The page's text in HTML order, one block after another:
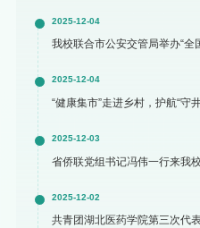
2025-12-04
我校联合市公安交管局举办“全
2025-12-04
“健康集市”走进乡村，护航“守
2025-12-03
省侨联党组书记冯伟一行来我
2025-12-02
共青团湖北医药学院第三次代